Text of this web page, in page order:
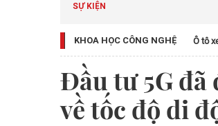
SỰ KIỆN
KHOA HỌC CÔNG NGHỆ Ô tô
Đầu tư 5G đã
về tốc độ di